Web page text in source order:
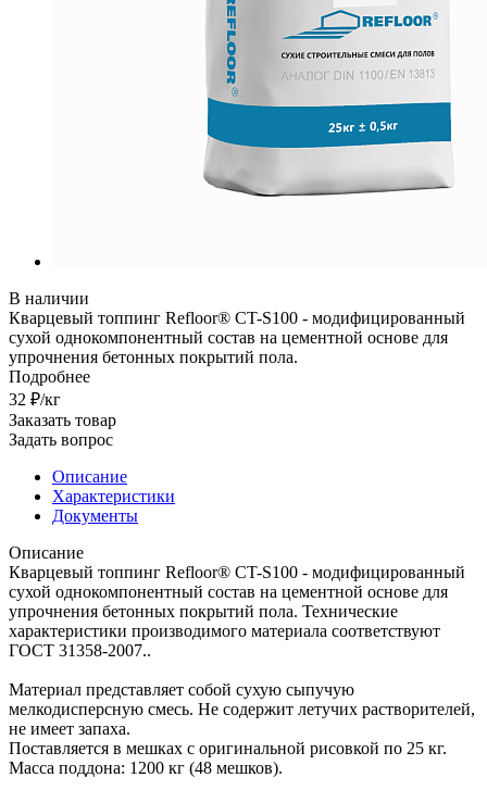
В наличии
Кварцевый топпинг Refloor® CT-S100 - модифицированный
сухой однокомпонентный состав на цементной основе для
упрочнения бетонных покрытий пола.
Подробнее
32 ₽/кг
Заказать товар
Задать вопрос
Описание
Характеристики
Документы
Описание
Кварцевый топпинг Refloor® CT-S100 - модифицированный
сухой однокомпонентный состав на цементной основе для
упрочнения бетонных покрытий пола. Технические
характеристики производимого материала соответствуют
ГОСТ 31358-2007..
Материал представляет собой сухую сыпучую
мелкодисперсную смесь. Не содержит летучих растворителей,
не имеет запаха.
Поставляется в мешках с оригинальной рисовкой по 25 кг.
Масса поддона: 1200 кг (48 мешков).